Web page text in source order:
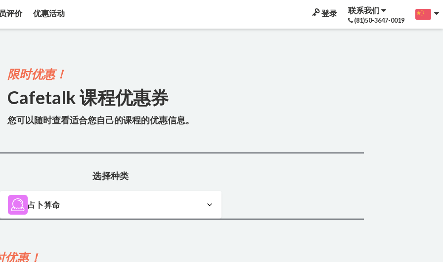
评价 优惠活动 登录 联系我们
(81)50-3647-0019
限时优惠！
Cafetalk 课程优惠券
您可以随时查看适合您自己的课程的优惠信息。
选择种类
占卜算命
优惠！